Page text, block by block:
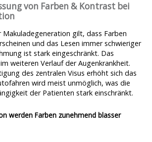
von Farben & Kontrast bei
Makuladegeneration gilt, dass Farben
und das Lesen immer schwieriger
ist stark eingeschränkt. Das
weiteren Verlauf der Augenkrankheit.
des zentralen Visus erhöht sich das
wird meist unmöglich, was die
der Patienten stark einschränkt.
werden Farben zunehmend blasser